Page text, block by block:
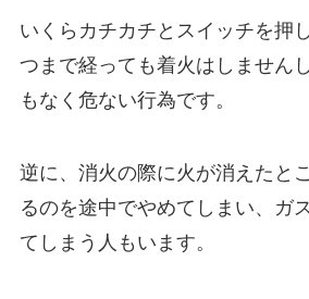
いくらカチカチとスイッチを押
つまで経っても着火はしません
もなく危ない行為です。
逆に、消火の際に火が消えたと
るのを途中でやめてしまい、ガ
てしまう人もいます。